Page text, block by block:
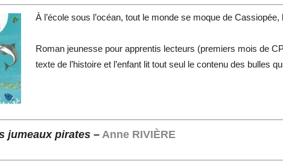
À l’école sous l’océan, tout le monde se moque de
Roman jeunesse pour apprentis lecteurs (premiers mois de
texte de l’histoire et l’enfant lit tout seul le contenu des bulles
jumeaux pirates – Anne RIVIÈRE